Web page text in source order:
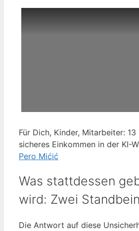
Für Dich, Kinder, Mitarbeiter:
sicheres Einkommen in der KI-
Pero Mićić
Was stattdessen
wird: Zwei
Die Antwort auf diese